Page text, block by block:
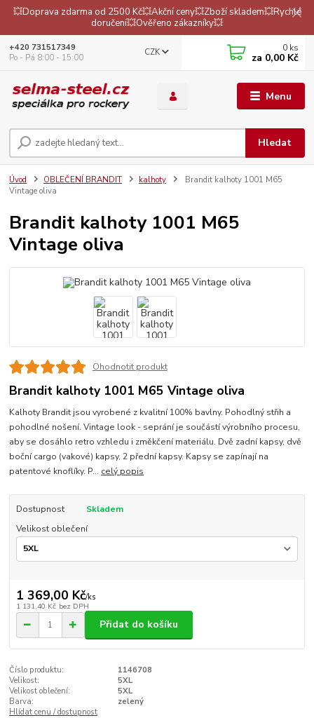
💥Doprava zdarma od 2500 Kč💥Akční ceny💥Zboží skladem💥Rychlé
doručení💥Ověřeno zákazníky💥
Menu
CZK
Hledat
+420 731517349
Po - Pá 8:00 - 15:00
0 ks
za 0,00 Kč
Úvod OBLEČENÍ BRANDIT kalhoty
Brandit kalhoty 1001 M65
Vintage oliva
Brandit kalhoty 1001 M65
Vintage oliva
Ohodnotit produkt
Brandit kalhoty 1001 M65 Vintage oliva
Kalhoty Brandit jsou vyrobené z kvalitní 100% bavlny. Pohodlný střih a
pohodlné nošení. Vintage look - seprání je součástí výrobního procesu,
aby se dosáhlo retro vzhledu i změkčení materiálu. Dvě zadní kapsy, dvě
boční cargo (vakové) kapsy, 2 přední kapsy. Kapsy se zapínají na
patentové knoflíky. P... celý popis
Dostupnost
Skladem
Velikost oblečení
1 369,00 Kč/ks
1 131,40 Kč bez DPH
Přidat do košíku
Číslo produktu:
1146708
Velikost:
5XL
Velikost oblečení:
5XL
Barva:
zelený
Hlídat cenu / dostupnost